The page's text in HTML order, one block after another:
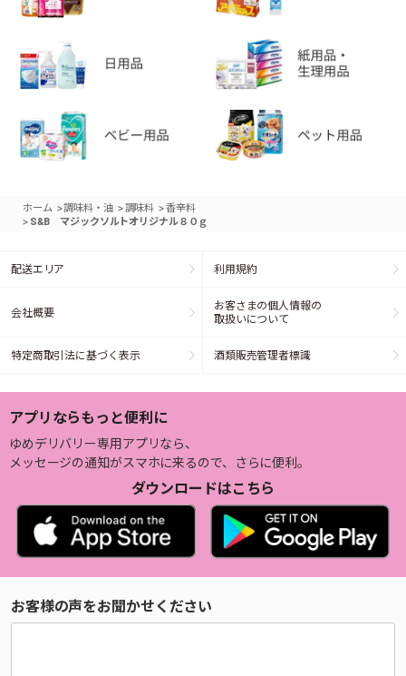
ホーム >調味料・油 >調味料 >香辛料
> S&B マジックソルトオリジナル８０ｇ
配送エリア 利用規約
会社概要
お客さまの個人情報の
取扱いについて
特定商取引法に基づく表示 酒類販売管理者標識
アプリならもっと便利に
ゆめデリバリー専用アプリなら、
メッセージの通知がスマホに来るので、さらに便利。
ダウンロードはこちら
お客様の声をお聞かせください